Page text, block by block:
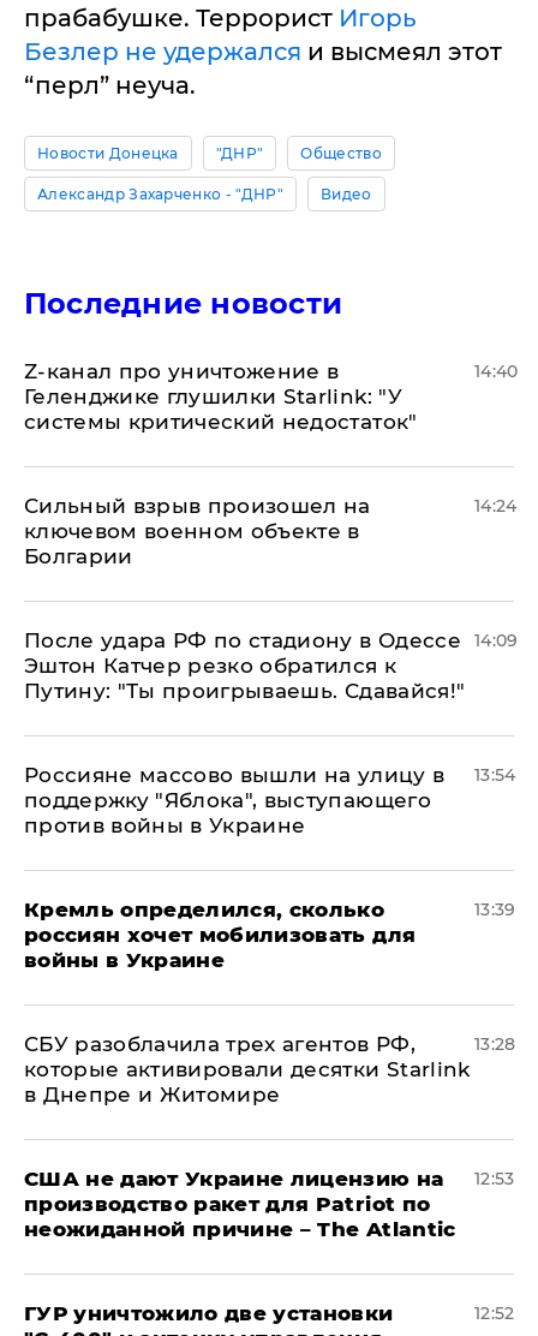
прабабушке. Террорист Игорь
Безлер не удержался и высмеял этот
“перл” неуча.
Новости Донецка "ДНР" Общество
Александр Захарченко - "ДНР" Видео
Последние новости
Z-канал про уничтожение в
Геленджике глушилки Starlink: "У
системы критический недостаток"
14:40
Сильный взрыв произошел на
ключевом военном объекте в
Болгарии
14:24
После удара РФ по стадиону в Одессе
Эштон Катчер резко обратился к
Путину: "Ты проигрываешь. Сдавайся!"
14:09
Россияне массово вышли на улицу в
поддержку "Яблока", выступающего
против войны в Украине
13:54
Кремль определился, сколько
россиян хочет мобилизовать для
войны в Украине
13:39
СБУ разоблачила трех агентов РФ,
которые активировали десятки Starlink
в Днепре и Житомире
13:28
США не дают Украине лицензию на
производство ракет для Patriot по
неожиданной причине – The Atlantic
12:53
ГУР уничтожило две установки
12:52